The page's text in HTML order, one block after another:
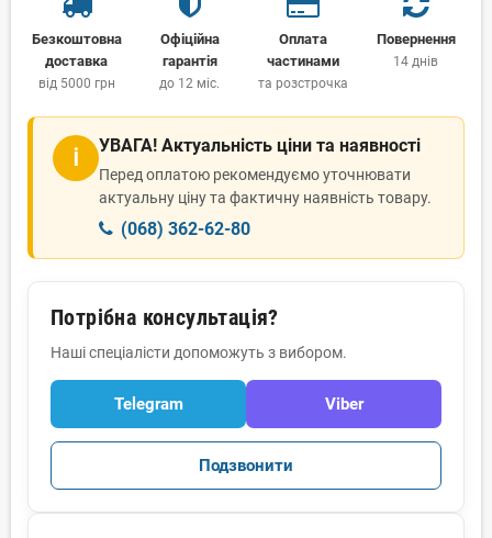
Безкоштовна
доставка
від 5000 грн
Офіційна
гарантія
до 12 міс.
Оплата
частинами
та розстрочка
Повернення
14 днів
ℹ УВАГА! Актуальність ціни та наявності
Перед оплатою рекомендуємо уточнювати
актуальну ціну та фактичну наявність товару.
(068) 362-62-80
Потрібна консультація?
Наші спеціалісти допоможуть з вибором.
Telegram Viber
Подзвонити